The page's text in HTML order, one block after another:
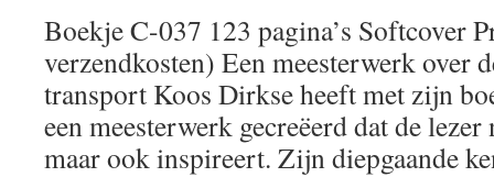
Boekje C-037 123 pagina’s Softcover
verzendkosten) Een meesterwerk over
transport Koos Dirkse heeft met zijn
een meesterwerk gecreëerd dat de
maar ook inspireert. Zijn diepgaande